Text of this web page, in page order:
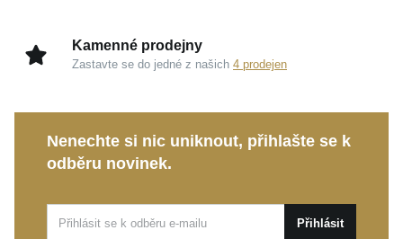
moderní vzhled bez nežádoucího tmavnutí.
Tento elegantní náramek je stvořen pro celodenní
Kamenné prodejny
Zastavte se do jedné z našich 4 prodejen
Nenechte si nic uniknout, přihlašte se k
odběru novinek.
Přihlásit